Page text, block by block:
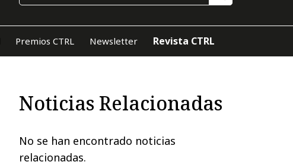
Premios CTRL Newsletter Revista CTRL
Noticias Relacionadas
No se han encontrado noticias
relacionadas.